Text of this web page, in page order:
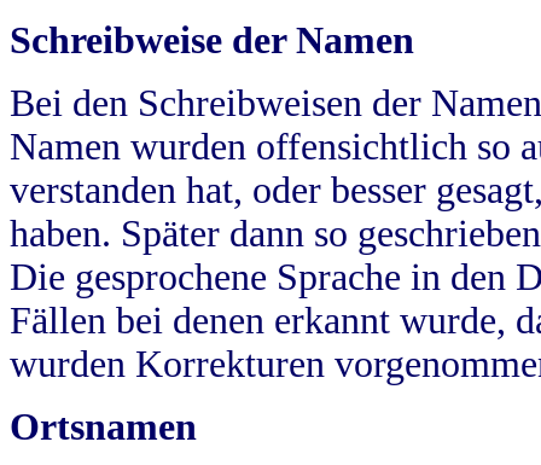
Schreibweise der Namen
Bei den Schreibweisen der
Namen wurden offensichtlich so
verstanden hat, oder besser
haben. Später dann so
Die gesprochene Sprache in
Fällen bei denen erkannt wurde,
wurden Korrekturen
Ortsnamen